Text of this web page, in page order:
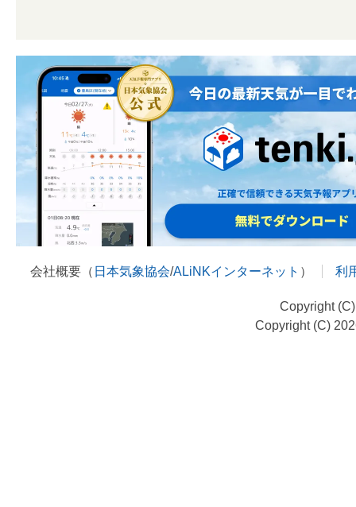
会社概要（ 日本気象協会/ALiNKインターネット ） 利
Copyright
Copyright (C)